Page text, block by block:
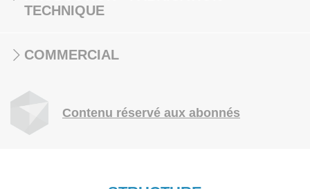
TECHNIQUE
COMMERCIAL
Contenu réservé aux abonnés